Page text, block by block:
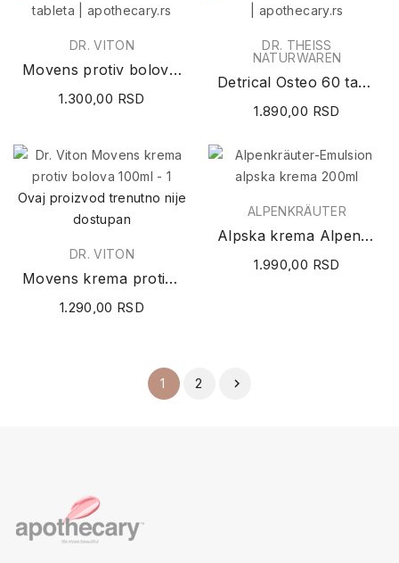
DR. VITON
Movens protiv bolova 24 tableta
1.300,00 RSD
DR. THEISS
NATURWAREN
Detrical Osteo 60 tableta
1.890,00 RSD
Ovaj proizvod trenutno nije
dostupan
DR. VITON
Movens krema protiv bolova 100ml
1.290,00 RSD
ALPENKRÄUTER
Alpska krema Alpenkräuter-Emulsion 200ml
1.990,00 RSD
1 2 